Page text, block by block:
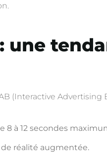
une
(Interactive
8 à 12 secondes
de réalité augmentée.